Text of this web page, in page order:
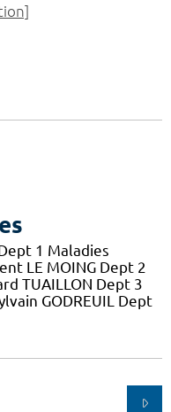
1 Maladies
LE MOING Dept 2
TUAILLON Dept 3
GODREUIL Dept